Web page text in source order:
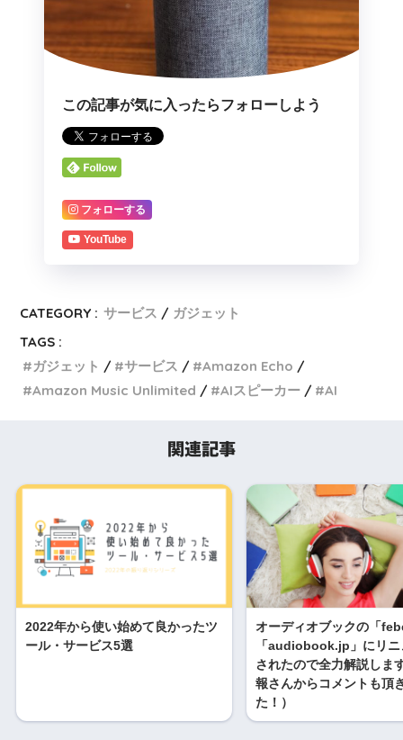
この記事が気に入ったらフォローしよう
フォローする
YouTube
CATEGORY : サービス
ガジェット
TAGS :
ガジェット
サービス
Amazon Echo
Amazon Music Unlimited
AIスピーカー AI
関連記事
2022年から使い始めて良かったツ
ール・サービス5選
オーディオブックの「
「audiobook.jp」にリニ
されたので全力解説しま
報さんからコメントも頂
た！）